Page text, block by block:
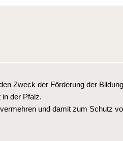
Zweck der Förderung der
der Pfalz.
und damit zum Schutz